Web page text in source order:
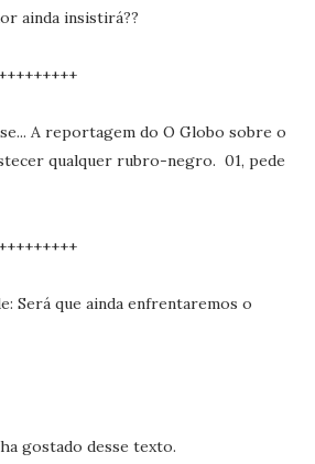
ainda insistirá??
A reportagem do O Globo sobre o
qualquer rubro-negro. 01, pede
Será que ainda enfrentaremos o
gostado desse texto.